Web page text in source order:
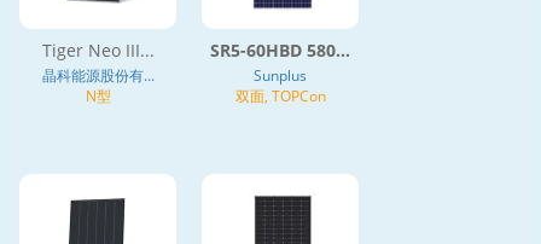
Tiger Neo III...
晶科能源股份有...
N型
SR5-60HBD 580...
Sunplus
双面, TOPCon